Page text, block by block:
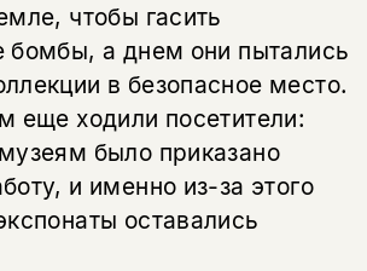
чтобы гасить
бомбы, а днем они пытались
в безопасное место.
еще ходили посетители:
было приказано
и именно из-за этого
оставались